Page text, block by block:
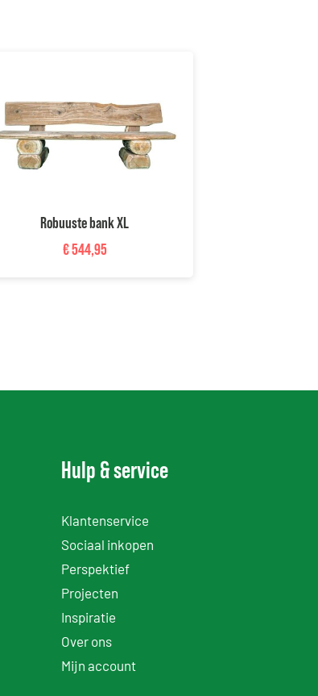
Robuuste bank XL
€544,95
Hulp & service
Klantenservice
Sociaal inkopen
Perspektief
Projecten
Inspiratie
Over ons
Mijn account